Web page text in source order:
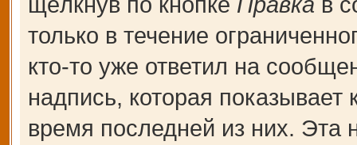
только в течение
кто-то уже ответил на
надпись, которая показывает
время последней из них. Эта